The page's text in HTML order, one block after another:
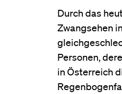
Durch das
Zwangsehen
Personen,
in Österreich